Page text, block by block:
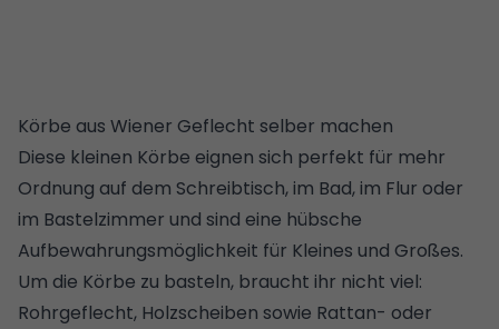
Körbe aus Wiener Geflecht selber machen
Diese kleinen Körbe eignen sich perfekt für mehr
Ordnung auf dem Schreibtisch, im Bad, im Flur oder
im Bastelzimmer und sind eine hübsche
Aufbewahrungsmöglichkeit für Kleines und Großes.
Um die Körbe zu basteln, braucht ihr nicht viel:
Rohrgeflecht, Holzscheiben sowie Rattan- oder